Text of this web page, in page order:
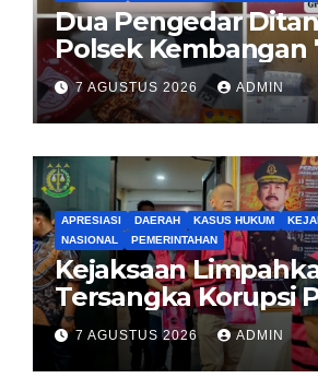
Dua Pengedar
Polsek Kembangan
Obat Keras, Sabu
Puluhan Vape
Diamankan
7 AGUSTUS 2026 ADMIN
APRESIASI DAERAH KASUS HUKUM
NASIONAL
PEMERINTAHAN
Kejaksaan
Tersangka Korupsi
PES dan ISC ke PN
Jakarta Pusat
7 AGUSTUS 2026 ADMIN